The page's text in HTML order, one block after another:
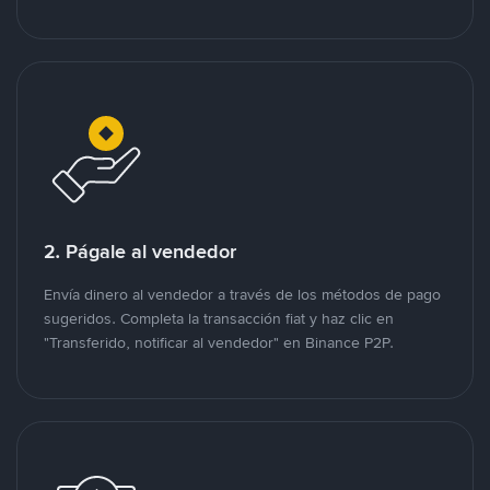
2. Págale al vendedor
Envía dinero al vendedor a través de los métodos de pago
sugeridos. Completa la transacción fiat y haz clic en
"Transferido, notificar al vendedor" en Binance P2P.